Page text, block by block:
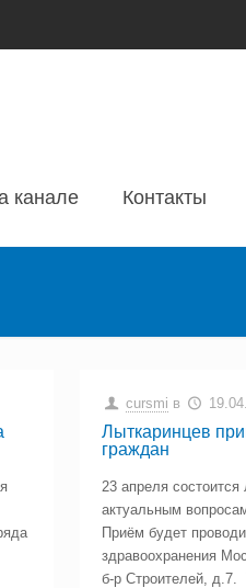
канале Контакты
cursmi в
Лыткаринцев
граждан
23 апреля
актуальным
Приём будет
здравоохранения
б-р Строителей,